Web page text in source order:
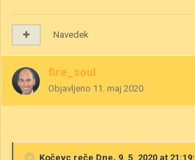
Navedek
fire_soul
Objavljeno 11. maj 2020
Kočevc reče Dne, 9. 5. 2020 at 21:19: